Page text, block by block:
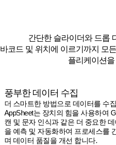
간단한 슬라이더와 드롭
바코드 및 위치에 이르기까지 모
플리케이션
풍부한 데이터 수집
더 스마트한 방법으로 데이터를 수
AppSheet는 장치의 힘을 사용하여
캔 및 문자 인식과 같은 더 중요한
을 예측 및 자동화하여 프로세스를
며 데이터 품질을 개선 합니다.